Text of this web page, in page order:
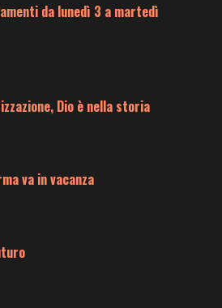
da lunedì 3 a martedì
Dio è nella storia
va in vacanza